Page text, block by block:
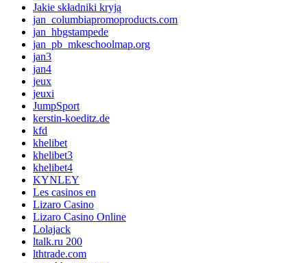
Jakie składniki kryją
jan_columbiapromoproducts.com
jan_hbgstampede
jan_pb_mkeschoolmap.org
jan3
jan4
jeux
jeuxi
JumpSport
kerstin-koeditz.de
kfd
khelibet
khelibet3
khelibet4
KYNLEY
Les casinos en
Lizaro Casino
Lizaro Casino Online
Lolajack
ltalk.ru 200
lthtrade.com